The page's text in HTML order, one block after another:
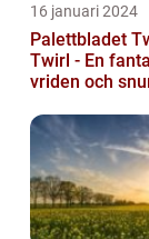
16 januari 2024
Palettbladet
Twirl - En
vriden och